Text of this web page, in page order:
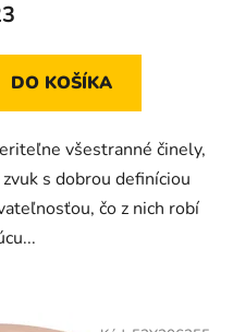
DO KOŠÍKA
všestranné činely,
s dobrou definíciou
čo z nich robí